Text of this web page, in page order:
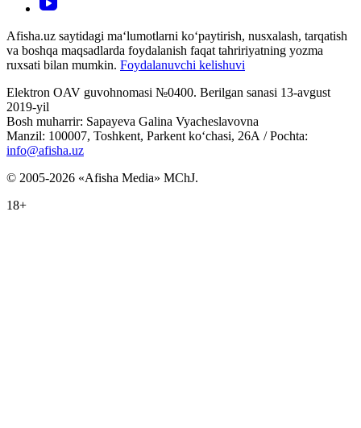
Afisha.uz saytidagi ma‘lumotlarni ko‘paytirish, nusxalash, tarqatish
va boshqa maqsadlarda foydalanish faqat tahririyatning yozma
ruxsati bilan mumkin. Foydalanuvchi kelishuvi
Elektron OAV guvohnomasi №0400. Berilgan sanasi 13-avgust
2019-yil
Bosh muharrir: Sapayeva Galina Vyacheslavovna
Manzil: 100007, Toshkent, Parkent ko‘chasi, 26А / Pochta:
info@afisha.uz
© 2005-2026 «Afisha Media» MChJ.
18+